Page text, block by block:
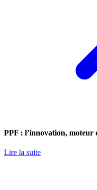
PPF : l’innovation, moteur
Lire la suite